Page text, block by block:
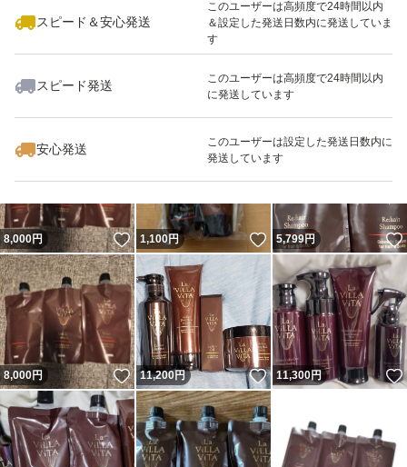
スピード＆安心発送
このユーザーは高頻度で24時間以内
＆設定した発送日数内に発送していま
す
スピード発送
このユーザーは高頻度で24時間以内
に発送しています
安心発送
このユーザーは設定した発送日数内に
発送しています
いいね！
6,080
8,000円 いいね！
1,100円 いいね！
5,799円
8,000円 いいね！
11,200円 いいね！
11,300円